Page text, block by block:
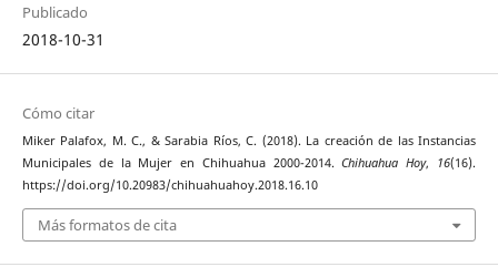
Publicado
2018-10-31
Cómo citar
Miker Palafox, M. C., & Sarabia Ríos, C. (2018). La creación de las Instancias
Municipales de la Mujer en Chihuahua 2000-2014.Chihuahua Hoy, 16(16).
https://doi.org/10.20983/chihuahuahoy.2018.16.10
Más formatos de cita